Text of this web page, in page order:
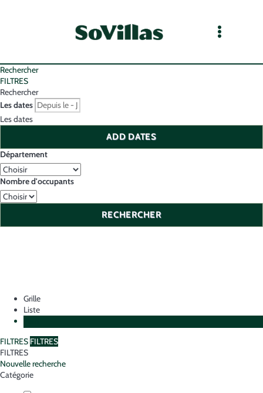
Rechercher
FILTRES
Rechercher
Les dates
Les dates
ADD DATES
Département
Nombre d'occupants
RECHERCHER
Grille
Liste
FILTRES FILTRES
FILTRES
Nouvelle recherche
Catégorie